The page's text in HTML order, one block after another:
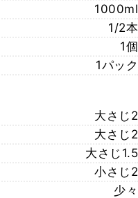
1000ml
1/2本
1個
1パック
大さじ2
大さじ2
大さじ1.5
小さじ2
少々